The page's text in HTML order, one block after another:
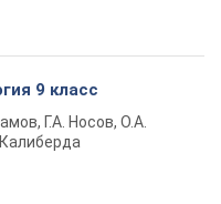
9 класс
Г.А. Носов, О.А.